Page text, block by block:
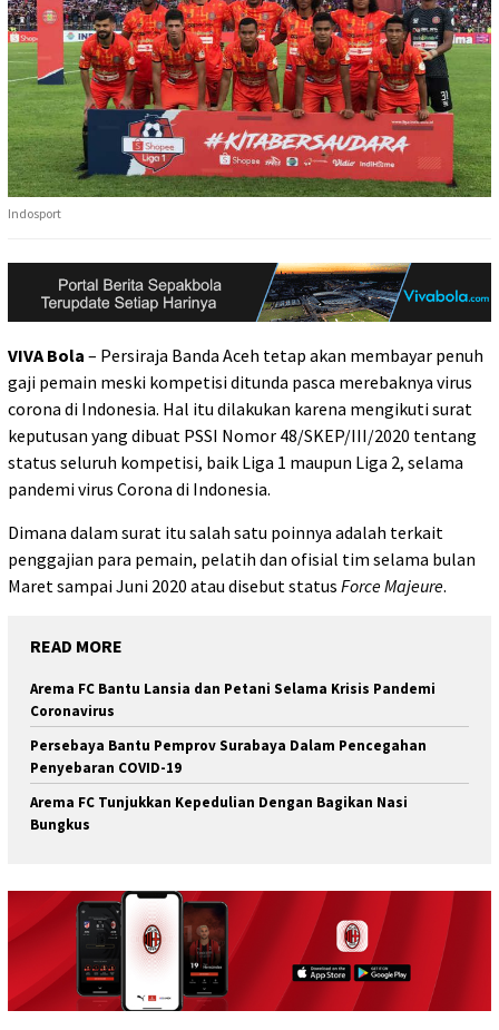
Indosport
VIVA Bola – Persiraja Banda Aceh tetap akan membayar penuh
gaji pemain meski kompetisi ditunda pasca merebaknya virus
corona di Indonesia. Hal itu dilakukan karena mengikuti surat
keputusan yang dibuat PSSI Nomor 48/SKEP/III/2020 tentang
status seluruh kompetisi, baik Liga 1 maupun Liga 2, selama
pandemi virus Corona di Indonesia.
Dimana dalam surat itu salah satu poinnya adalah terkait
penggajian para pemain, pelatih dan ofisial tim selama bulan
Maret sampai Juni 2020 atau disebut status Force Majeure.
READ MORE
Arema FC Bantu Lansia dan Petani Selama Krisis Pandemi
Coronavirus
Persebaya Bantu Pemprov Surabaya Dalam Pencegahan
Penyebaran COVID-19
Arema FC Tunjukkan Kepedulian Dengan Bagikan Nasi
Bungkus